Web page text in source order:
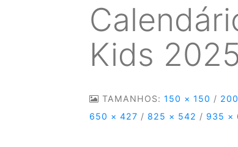
Kids
TAMANHOS:150 × 150 /
650 × 427 / 825 × 542 / 935 ×